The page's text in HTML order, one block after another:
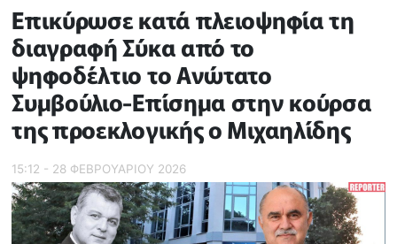
Επικύρωσε κατά πλειοψηφία τη
διαγραφή Σύκα από το
ψηφοδέλτιο το Ανώτατο
Συμβούλιο-Επίσημα στην κούρσα
της προεκλογικής ο Μιχαηλίδης
15:12 - 28 ΦΕΒΡΟΥΑΡΙΟΥ 2026